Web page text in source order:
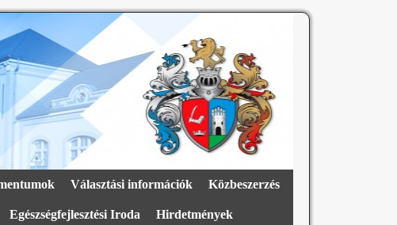
Választási információk Közbeszerzés
Egészségfejlesztési Iroda Hirdetmények